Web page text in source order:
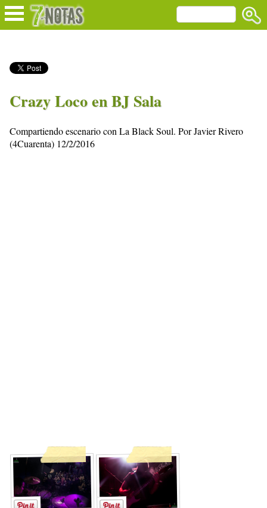
Crazy Loco en BJ Sala
Compartiendo escenario con La Black Soul. Por Javier Rivero
(4Cuarenta) 12/2/2016